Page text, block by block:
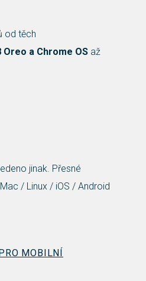
od těch
Oreo a Chrome OS až
jinak. Přesné
Mac / Linux / iOS / Android
MOBILNÍ